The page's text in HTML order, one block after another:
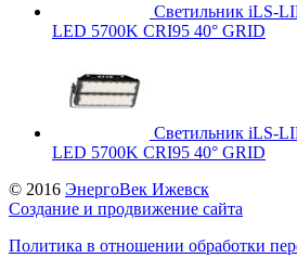
Светильник iLS-
LED 5700K CRI95 40° GRID
Светильник iLS-
LED 5700K CRI95 40° GRID
© 2016 ЭнергоВек Ижевск
Создание и продвижение сайта
Политика в отношении обработки